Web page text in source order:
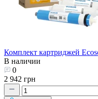
Комплект картриджей
В наличии
0
2 942 грн